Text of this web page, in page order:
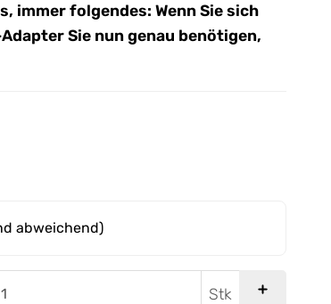
immer folgendes: Wenn Sie sich
Sie nun genau benötigen,
abweichend)
Stk